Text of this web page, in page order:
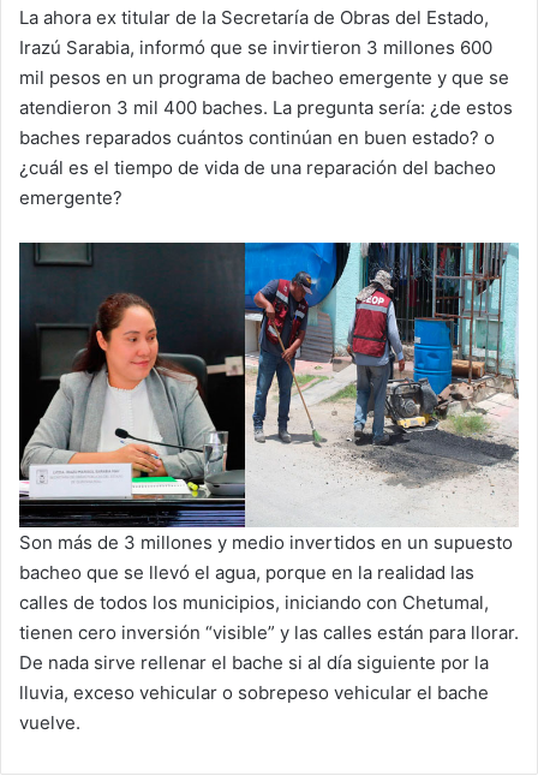
La ahora ex titular de la Secretaría de Obras del Estado,
Irazú Sarabia, informó que se invirtieron 3 millones 600
mil pesos en un programa de bacheo emergente y que se
atendieron 3 mil 400 baches. La pregunta sería: ¿de estos
baches reparados cuántos continúan en buen estado? o
¿cuál es el tiempo de vida de una reparación del bacheo
emergente?
Son más de 3 millones y medio invertidos en un supuesto
bacheo que se llevó el agua, porque en la realidad las
calles de todos los municipios, iniciando con Chetumal,
tienen cero inversión “visible” y las calles están para llorar.
De nada sirve rellenar el bache si al día siguiente por la
lluvia, exceso vehicular o sobrepeso vehicular el bache
vuelve.